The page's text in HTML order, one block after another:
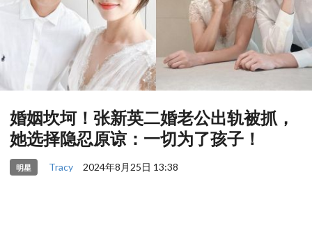
婚姻坎坷！张新英二婚老公出轨被抓，
她选择隐忍原谅：一切为了孩子！
明星 Tracy 2024年8月25日 13:38